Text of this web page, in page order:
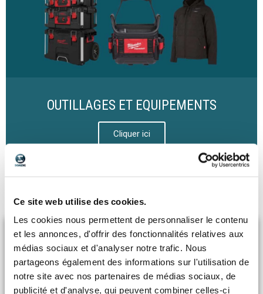
Ce site web utilise des cookies.
Les cookies nous permettent de personnaliser le contenu
et les annonces, d'offrir des fonctionnalités relatives aux
médias sociaux et d'analyser notre trafic. Nous
partageons également des informations sur l'utilisation de
notre site avec nos partenaires de médias sociaux, de
publicité et d'analyse, qui peuvent combiner celles-ci
OUTILLAGES ET EQUIPEMENTS
Cliquer ici
Catalogue fournisseurs